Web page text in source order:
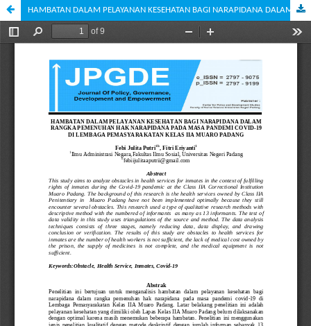
HAMBATAN DALAM PELAYANAN KESEHATAN BAGI NARAPIDANA DALAM RANGKA PEMENUHAN HAK NARAPIDANA PADA MASA PANDEMI COVID-19 DI LEMBAGA PEMASYARAKATAN KELAS IIA MUARO PADANG